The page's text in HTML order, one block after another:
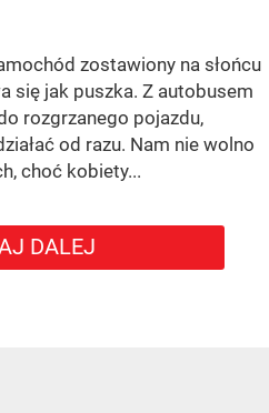
zostawiony na słońcu
się jak puszka. Z autobusem
rozgrzanego pojazdu,
od razu. Nam nie wolno
choć kobiety...
DALEJ